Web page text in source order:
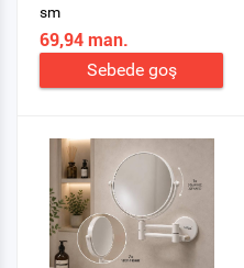
sm
69,94 man.
Sebede goş